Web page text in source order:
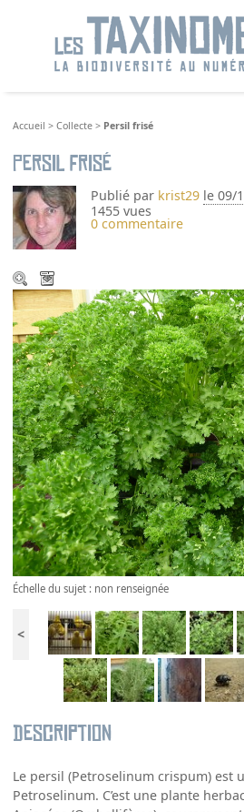
Accueil >Collecte > Persil frisé
Persil frisé
Publié par krist29 le 09/
1455 vues
0 commentaire
Échelle du sujet : non renseignée
<
Description
Le persil (Petroselinum crispum) est
Petroselinum. C’est une plante